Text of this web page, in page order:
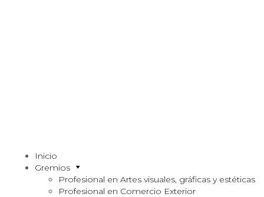
Inicio
Gremios
Profesional en Artes visuales, gráficas y estéticas
Profesional en Comercio Exterior